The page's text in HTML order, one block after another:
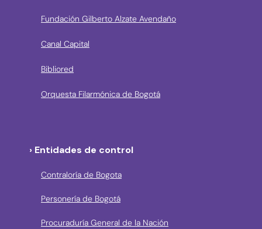
Fundación Gilberto Alzate Avendaño
Canal Capital
Bibliored
Orquesta Filarmónica de Bogotá
› Entidades de control
Contraloría de Bogota
Personería de Bogotá
Procuraduría General de la Nación